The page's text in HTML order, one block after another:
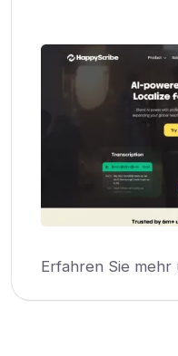
Erfahren Sie mehr